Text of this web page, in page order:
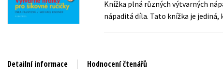
Auto - moto
Beletrie pro děti
Byznys a ekonomie
Jazyky
Kalendáře
Kariéra a osobní rozvoj
Knížka plná různých výtvarných
nápaditá díla. Tato knížka je
Detailní informace Hodnocení čtenářů